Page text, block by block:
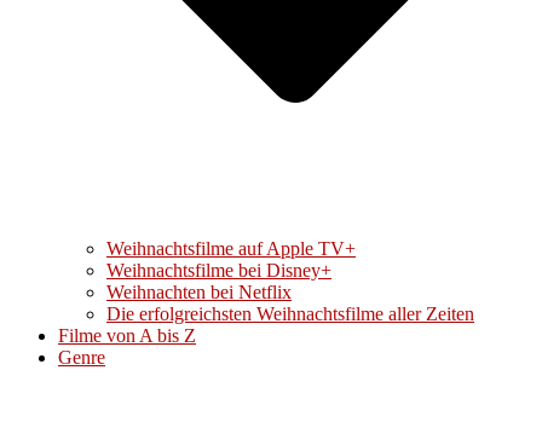
Weihnachtsfilme auf Apple TV+
Weihnachtsfilme bei Disney+
Weihnachten bei Netflix
Die erfolgreichsten Weihnachtsfilme aller Zeiten
Filme von A bis Z
Genre